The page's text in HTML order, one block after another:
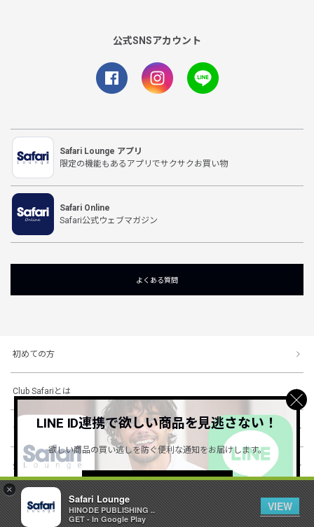
×
Safari Lounge
HINODE PUBLISHING ..
GET - In Google Play
VIEW
公式SNSアカウント
Safari Lounge アプリ
限定の機能もあるアプリでサクサクお買い物
Safari Online
Safari公式ウェブマガジン
よくある質問
初めての方
Club Safariとは
ショッピングガイド
会社概要・規約
© 1996-2026 HINODE PUBLISHING co., ltd. All Rights Reserved.
LINE ID連携で欲しい商品を見逃さない！
欲しい商品の買い逃しを防ぐ便利な通知をお届けします。
詳しくはこちら ＞